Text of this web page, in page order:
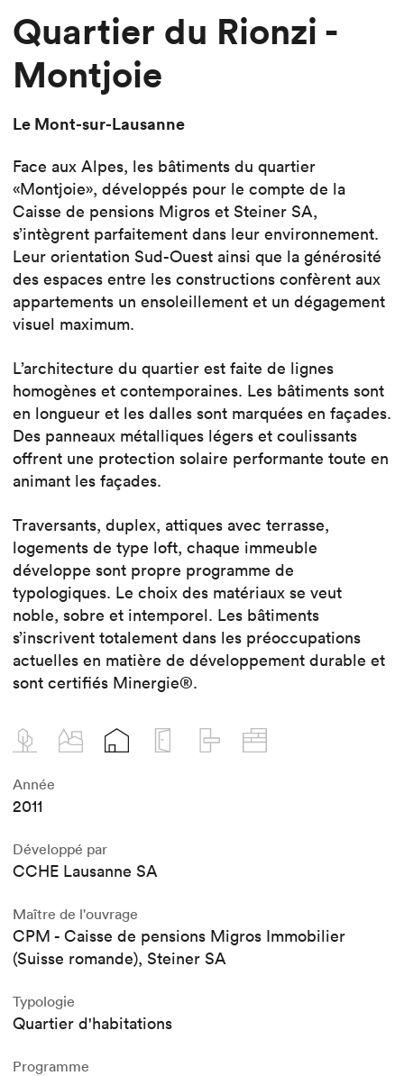
Quartier du Rionzi -
Montjoie
Le Mont-sur-Lausanne
Face aux Alpes, les bâtiments du quartier
«Montjoie», développés pour le compte de la
Caisse de pensions Migros et Steiner SA,
s’intègrent parfaitement dans leur environnement.
Leur orientation Sud-Ouest ainsi que la générosité
des espaces entre les constructions confèrent aux
appartements un ensoleillement et un dégagement
visuel maximum.
L’architecture du quartier est faite de lignes
homogènes et contemporaines. Les bâtiments sont
en longueur et les dalles sont marquées en façades.
Des panneaux métalliques légers et coulissants
offrent une protection solaire performante toute en
animant les façades.
Traversants, duplex, attiques avec terrasse,
logements de type loft, chaque immeuble
développe sont propre programme de
typologiques. Le choix des matériaux se veut
noble, sobre et intemporel. Les bâtiments
s’inscrivent totalement dans les préoccupations
actuelles en matière de développement durable et
sont certifiés Minergie®.
Année
2011
Développé par
CCHE Lausanne SA
Maître de l'ouvrage
CPM - Caisse de pensions Migros Immobilier
(Suisse romande), Steiner SA
Typologie
Quartier d'habitations
Programme